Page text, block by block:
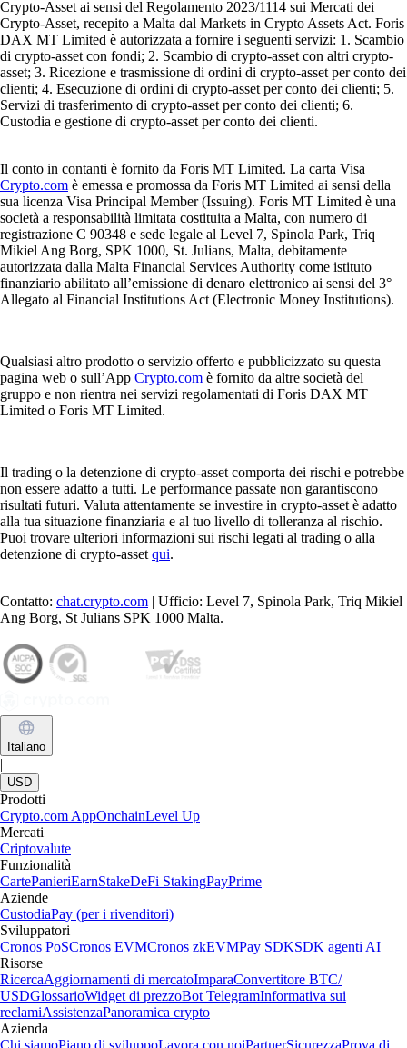
Il tempo necessario per vendere Floki dipende dalla piattaforma
utilizzata e dalla liquidità del mercato in quel momento. Sulle principali
applicazioni mobili, come l'app di Crypto.com, l'esecuzione degli
ordini è solitamente immediata, permettendoti di vendere i tuoi Floki
velocemente non appena decidi di avviare l'operazione.
Posso scambiare Floki con un'altra criptovaluta?
Sì, se preferisci non convertire i tuoi asset in valuta fiat, puoi spesso
scambiare Floki direttamente con un altro asset digitale. Questo offre
massima flessibilità a chi desidera ribilanciare il proprio portafoglio o
scoprire nuovi token all'interno dell'ecosistema cripto. Scopri di più sul
trading di criptovalute.
Cosa mi serve per poter vendere Floki?
avere un account attivo e verificato. In genere, questo richiede il
completamento di una procedura standard di verifica dell'identità
(KYC), necessaria per garantire la sicurezza del conto e il rispetto delle
normative vigenti prima di poter effettuare operazioni di trading o
Ci sono commissioni per vendere Floki?
La vendita di criptovalute comporta generalmente commissioni di
transazione, costi di rete o spread di mercato, che possono variare in
base alla piattaforma e alle condizioni del mercato. È importante
sull'exchange scelto prima di autorizzare la vendita.
Come posso vendere Floki sull'app di Crypto.com?
assicurati che il tuo account sia verificato. Entra nel crypto wallet,
seleziona Floki e premi il tasto «Vendi». Scegli la modalità di incasso
preferita, inserisci l'importo che vuoi convertire, controlla i dettagli e
Quali sono le mie opzioni di incasso quando vendo Floki su Crypto.com?
Quando vendi Floki sull'app di Crypto.com, hai diverse opzioni per i
tuoi incassi. Puoi scegliere di scambiare i tuoi Floki con valuta fiat
locale, come l'euro, oppure convertirli direttamente in un altro asset
digitale, scegliendo tra le oltre 400 criptovalute supportate dalla
piattaforma.
Come posso prelevare i fondi dopo aver venduto Floki su Crypto.com?
Una volta venduti i tuoi Floki e convertiti in valuta fiat nell'app di